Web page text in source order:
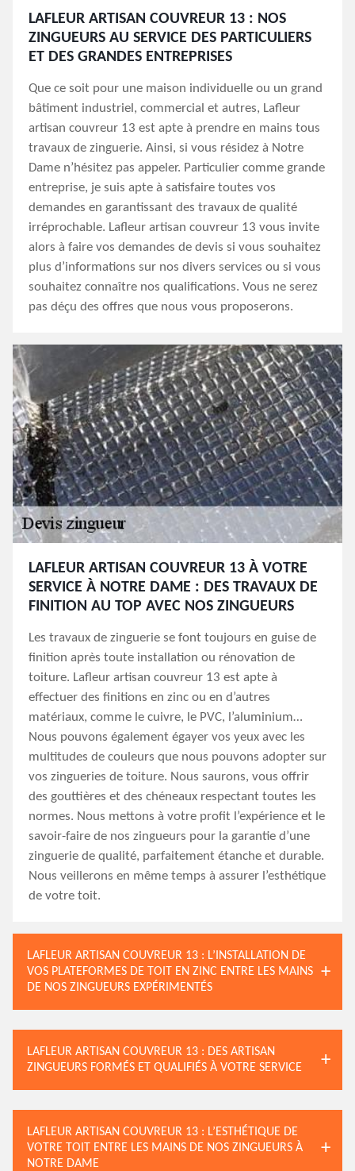
LAFLEUR ARTISAN COUVREUR 13 : NOS
ZINGUEURS AU SERVICE DES PARTICULIERS
ET DES GRANDES ENTREPRISES
Que ce soit pour une maison individuelle ou un grand
bâtiment industriel, commercial et autres, Lafleur
artisan couvreur 13 est apte à prendre en mains tous
travaux de zinguerie. Ainsi, si vous résidez à Notre
Dame n’hésitez pas appeler. Particulier comme grande
entreprise, je suis apte à satisfaire toutes vos
demandes en garantissant des travaux de qualité
irréprochable. Lafleur artisan couvreur 13 vous invite
alors à faire vos demandes de devis si vous souhaitez
plus d’informations sur nos divers services ou si vous
souhaitez connaître nos qualifications. Vous ne serez
pas déçu des offres que nous vous proposerons.
LAFLEUR ARTISAN COUVREUR 13 À VOTRE
SERVICE À NOTRE DAME : DES TRAVAUX DE
FINITION AU TOP AVEC NOS ZINGUEURS
Les travaux de zinguerie se font toujours en guise de
finition après toute installation ou rénovation de
toiture. Lafleur artisan couvreur 13 est apte à
effectuer des finitions en zinc ou en d’autres
matériaux, comme le cuivre, le PVC, l’aluminium…
Nous pouvons également égayer vos yeux avec les
multitudes de couleurs que nous pouvons adopter sur
vos zingueries de toiture. Nous saurons, vous offrir
des gouttières et des chéneaux respectant toutes les
normes. Nous mettons à votre profit l’expérience et le
savoir-faire de nos zingueurs pour la garantie d’une
zinguerie de qualité, parfaitement étanche et durable.
Nous veillerons en même temps à assurer l’esthétique
de votre toit.
LAFLEUR ARTISAN COUVREUR 13 : L’INSTALLATION DE
VOS PLATEFORMES DE TOIT EN ZINC ENTRE LES MAINS
DE NOS ZINGUEURS EXPÉRIMENTÉS
LAFLEUR ARTISAN COUVREUR 13 : DES ARTISAN
ZINGUEURS FORMÉS ET QUALIFIÉS À VOTRE SERVICE
LAFLEUR ARTISAN COUVREUR 13 : L’ESTHÉTIQUE DE
VOTRE TOIT ENTRE LES MAINS DE NOS ZINGUEURS À
NOTRE DAME